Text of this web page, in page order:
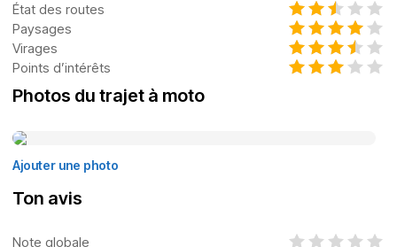
État des routes
Paysages
Virages
Points d’intérêts
Photos du trajet à moto
Ajouter une photo
Ton avis
Note globale